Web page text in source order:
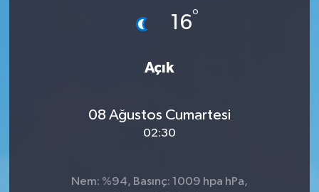
16°
Açık
08 Ağustos Cumartesi
02:30
Nem: %94, Basınç: 1009 hpa hPa,